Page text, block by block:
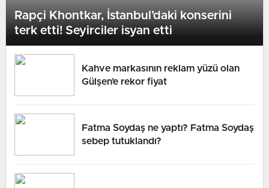
Rapçi Khontkar, İstanbul’daki konserini
terk etti! Seyirciler isyan etti
Kahve markasının reklam yüzü olan
Gülşen’e rekor fiyat
Fatma Soydaş ne yaptı? Fatma Soydaş
sebep tutuklandı?